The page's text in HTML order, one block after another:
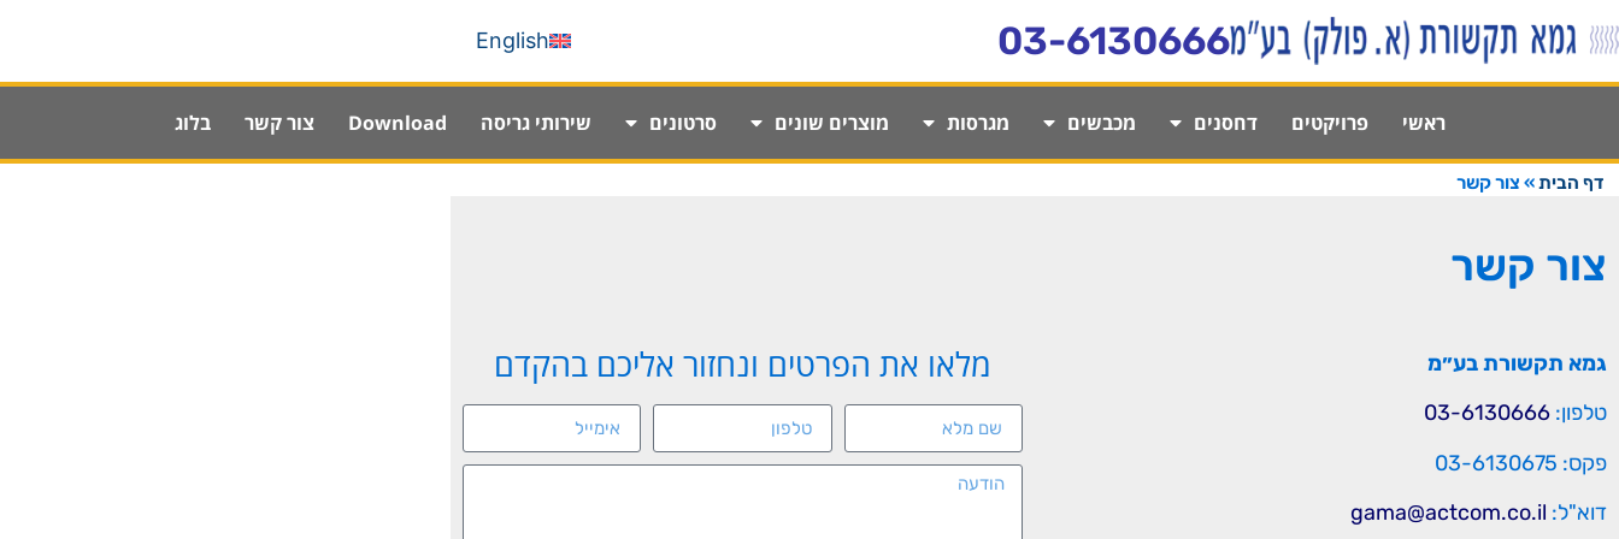
03-6130666
English
ראשי פרויקטים דחסנים מכבשים מגרסות מוצרים שונים סרטונים שירותי גריסה Download צור קשר בלוג
דף הבית» צור קשר
צור קשר
גמא תקשורת בע״מ
טלפון: 03-6130666
פקס: 03-6130675
דוא"ל: gama@actcom.co.il
מלאו את הפרטים ונחזור אליכם בהקדם